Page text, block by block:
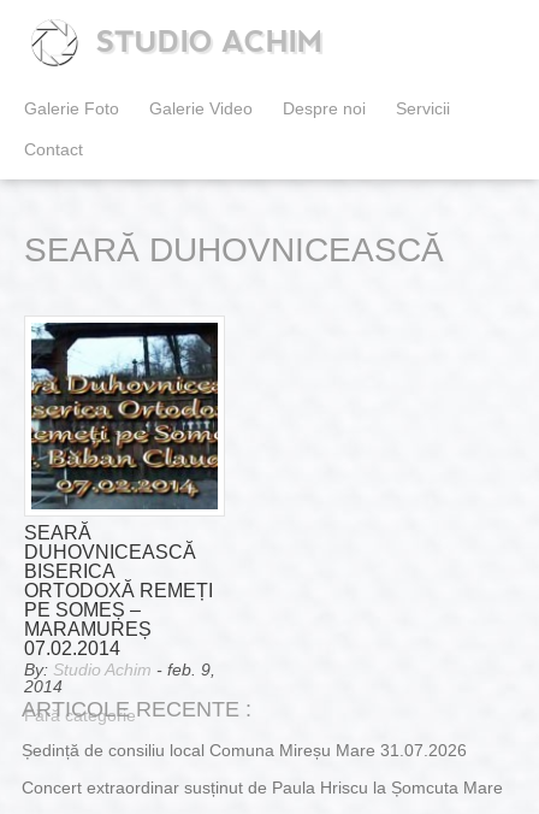
STUDIO ACHIM
Galerie Foto Galerie Video Despre noi Servicii
Contact
SEARĂ DUHOVNICEASCĂ
SEARĂ
DUHOVNICEASCĂ
BISERICA
ORTODOXĂ REMEȚI
PE SOMEȘ –
MARAMUREȘ
07.02.2014
By: Studio Achim - feb. 9,
2014
Fără categorie
ARTICOLE RECENTE :
Ședință de consiliu local Comuna Mireșu Mare 31.07.2026
Concert extraordinar susținut de Paula Hriscu la Șomcuta Mare